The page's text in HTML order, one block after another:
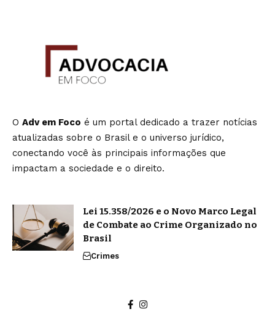
O Adv em Foco é um portal dedicado a trazer notícias
atualizadas sobre o Brasil e o universo jurídico,
conectando você às principais informações que
impactam a sociedade e o direito.
Lei 15.358/2026 e o Novo Marco Legal
de Combate ao Crime Organizado no
Brasil
Crimes